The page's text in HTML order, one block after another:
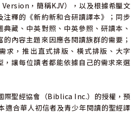
，簡稱KJV），以及根據希臘文
注釋的《新約新和合研讀譯本》；同步
藏、中英對照、中英參照、研讀本、
內容主題來因應各閱讀族群的需要；
求，推出直式排版、橫式排版、大字
，讓每位讀者都能依據自己的需求來選
聖經協會（Biblica Inc.）的授權，預
適合華人初信者及青少年閱讀的聖經譯